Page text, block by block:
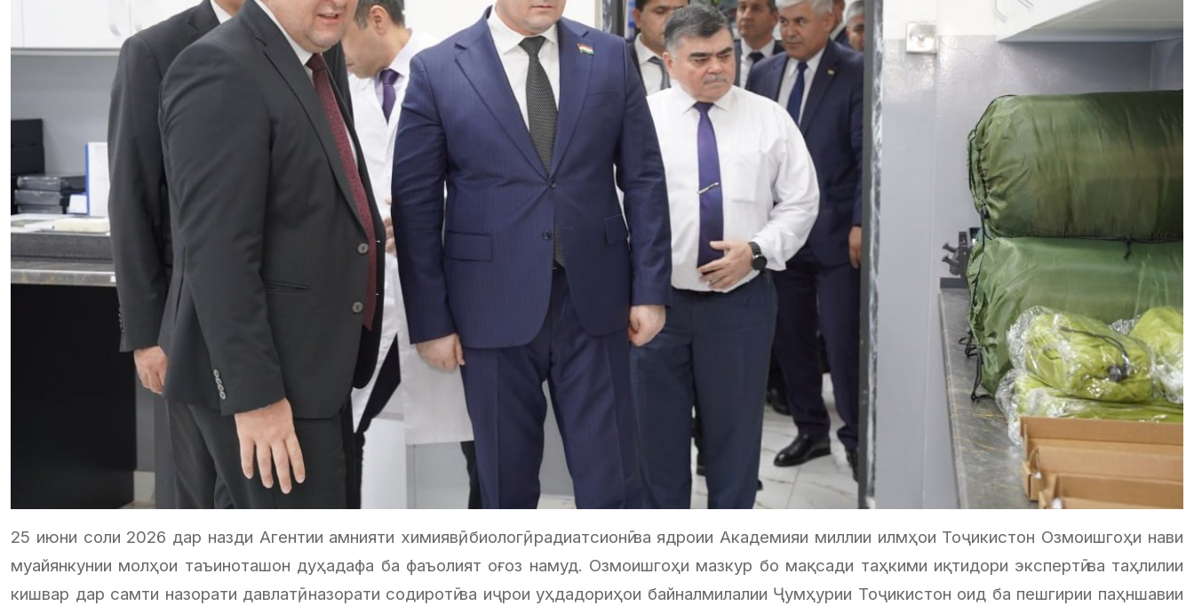
25 июни соли 2026 дар назди Агентии амнияти химиявӣ, биологӣ, радиатсионӣ ва ядроии Академияи миллии илмҳои Тоҷикистон Озмоишгоҳи нави
муайянкунии молҳои таъиноташон дуҳадафа ба фаъолият оғоз намуд. Озмоишгоҳи мазкур бо мақсади таҳкими иқтидори экспертӣ ва таҳлилии
кишвар дар самти назорати давлатӣ, назорати содиротӣ ва иҷрои уҳдадориҳои байналмилалии Ҷумҳурии Тоҷикистон оид ба пешгирии паҳншавии